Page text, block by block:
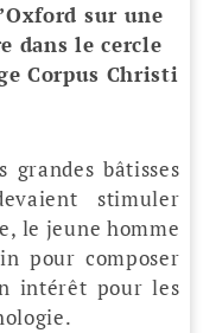
sur une
dans le cercle
Corpus Christi
grandes bâtisses
stimuler
le jeune homme
pour composer
intérêt pour les